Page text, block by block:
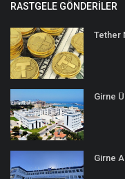
RASTGELE GÖNDERILER
Tether
Girne
Girne